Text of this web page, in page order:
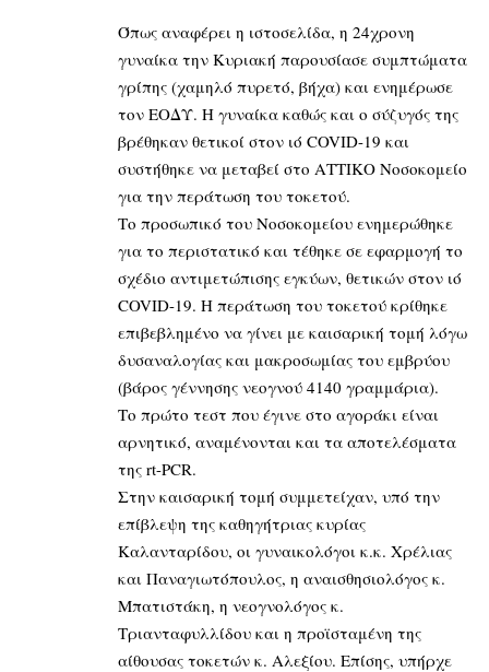
Όπως αναφέρει η ιστοσελίδα, η 24χρονη
γυναίκα την Κυριακή παρουσίασε συμπτώματα
γρίπης (χαμηλό πυρετό, βήχα) και ενημέρωσε
τον ΕΟΔΥ. Η γυναίκα καθώς και ο σύζυγός της
βρέθηκαν θετικοί στον ιό COVID-19 και
συστήθηκε να μεταβεί στο ΑΤΤΙΚΟ Νοσοκομείο
για την περάτωση του τοκετού.
Το προσωπικό του Νοσοκομείου ενημερώθηκε
για το περιστατικό και τέθηκε σε εφαρμογή το
σχέδιο αντιμετώπισης εγκύων, θετικών στον ιό
COVID-19. Η περάτωση του τοκετού κρίθηκε
επιβεβλημένο να γίνει με καισαρική τομή λόγω
δυσαναλογίας και μακροσωμίας του εμβρύου
(βάρος γέννησης νεογνού 4140 γραμμάρια).
Το πρώτο τεστ που έγινε στο αγοράκι είναι
αρνητικό, αναμένονται και τα αποτελέσματα
της rt-PCR.
Στην καισαρική τομή συμμετείχαν, υπό την
επίβλεψη της καθηγήτριας κυρίας
Καλανταρίδου, οι γυναικολόγοι κ.κ. Χρέλιας
και Παναγιωτόπουλος, η αναισθησιολόγος κ.
Μπατιστάκη, η νεογνολόγος κ.
Τριανταφυλλίδου και η προϊσταμένη της
αίθουσας τοκετών κ. Αλεξίου. Επίσης, υπήρχε